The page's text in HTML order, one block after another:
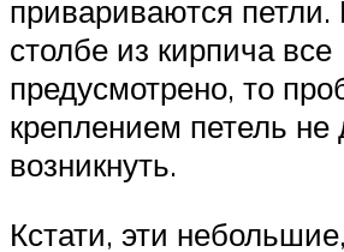
привариваются
столбе из кирпича все
предусмотрено, то
креплением петель не
возникнуть.
Кстати, эти